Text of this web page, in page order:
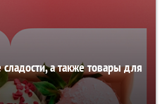
а также товары для